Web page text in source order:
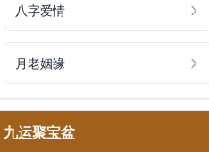
八字爱情
月老姻缘
九运聚宝盆